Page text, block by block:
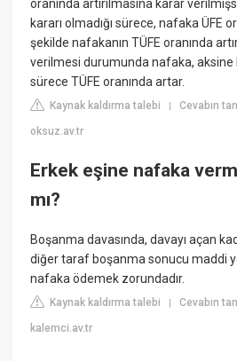
oranında artırılmasına karar
kararı olmadığı sürece, nafaka ÜFE
şekilde nafakanın TÜFE oranında
verilmesi durumunda nafaka, aksine
sürece TÜFE oranında artar.
Kaynak kaldırma talebi |Cevabın
oksuz.av.tr
Erkek eşine nafaka
mı?
Boşanma davasında, davayı açan
diğer taraf boşanma sonucu maddi
nafaka ödemek zorundadır.
Kaynak kaldırma talebi |Cevabın
kalemci.av.tr